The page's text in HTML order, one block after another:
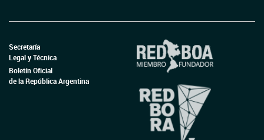
Secretaría
Legal y Técnica
Boletín Oficial
de la República Argentina